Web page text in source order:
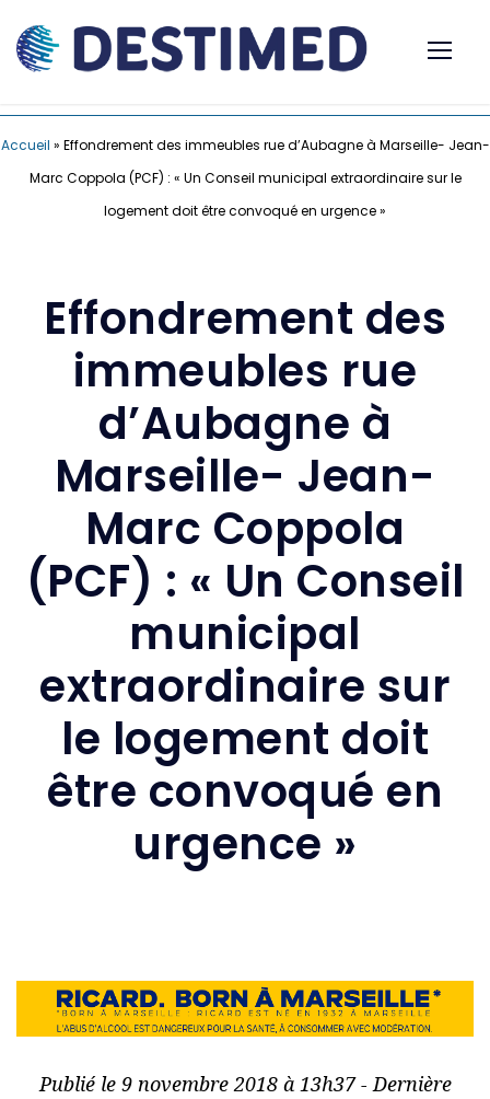
Accueil » Effondrement des immeubles rue d’Aubagne à Marseille- Jean-
Marc Coppola (PCF) : « Un Conseil municipal extraordinaire sur le
logement doit être convoqué en urgence »
Effondrement des
immeubles rue
d’Aubagne à
Marseille- Jean-
Marc Coppola
(PCF) : « Un Conseil
municipal
extraordinaire sur
le logement doit
être convoqué en
urgence »
Publié le 9 novembre 2018 à 13h37 - Dernière